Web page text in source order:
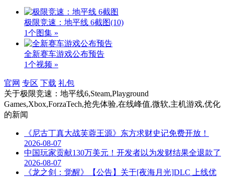
极限竞速：地平线 6截图(10)
1个图集 »
全新赛车游戏公布预告
1个视频 »
官网 专区 下载 礼包
关于极限竞速：地平线6,Steam,Playground
Games,Xbox,ForzaTech,抢先体验,在线峰值,微软,主机游戏,优化
的新闻
《尼古丁真大战芙蓉王源》东方求财史记免费开放！
2026-08-07
中国玩家贡献130万美元！开发者以为发财结果全退款了
2026-08-07
《龙之剑：觉醒》【公告】关于[夜海月光]DLC 上线优